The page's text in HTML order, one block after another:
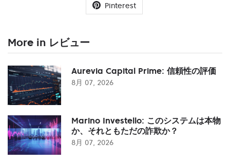
Pinterest
More in レビュー
Aurevia Capital Prime: 信頼性の評価
8月 07, 2026
Marino Investello: このシステムは本物
か、それともただの詐欺か？
8月 07, 2026